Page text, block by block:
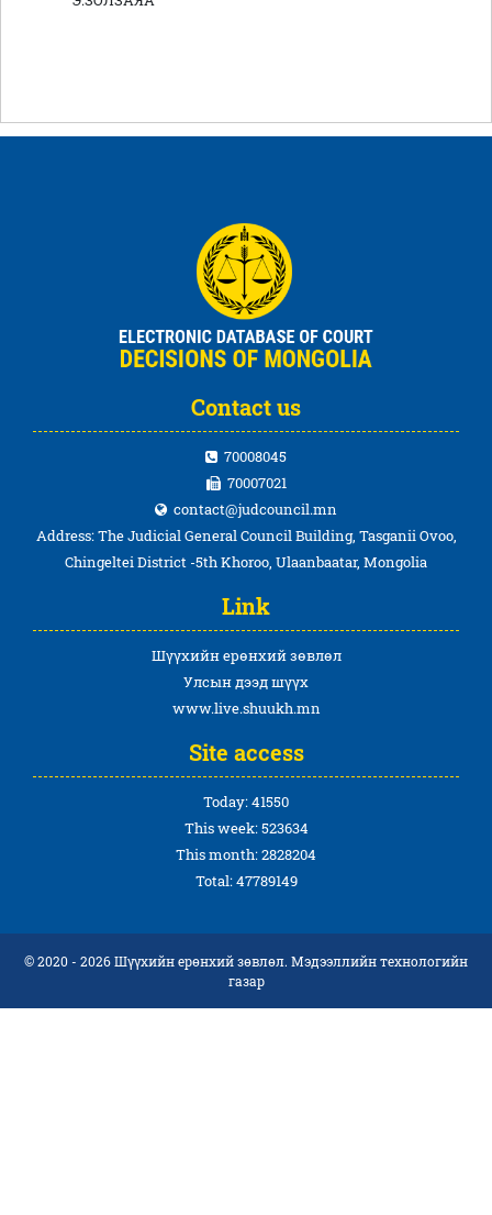
Contact us
70008045
70007021
contact@judcouncil.mn
Address: The Judicial General Council Building, Tasganii Ovoo,
Chingeltei District -5th Khoroo, Ulaanbaatar, Mongolia
Link
Шүүхийн ерөнхий зөвлөл
Улсын дээд шүүх
www.live.shuukh.mn
Site access
Today: 41550
This week: 523634
This month: 2828204
Total: 47789149
© 2020 - 2026 Шүүхийн ерөнхий зөвлөл. Мэдээллийн технологийн
газар